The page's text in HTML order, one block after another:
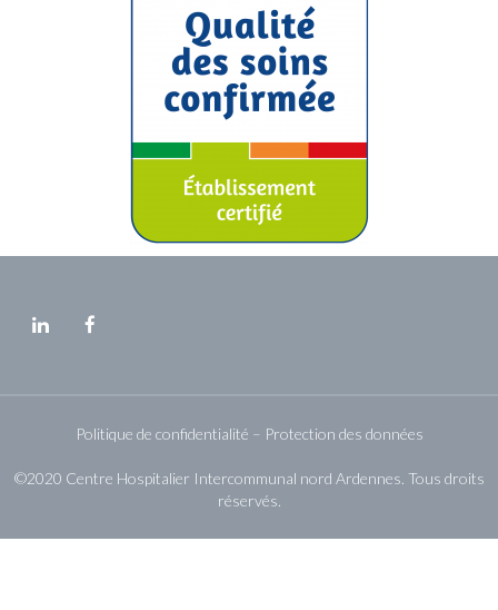
Politique de confidentialité – Protection des données
©2020 Centre Hospitalier Intercommunal nord Ardennes. Tous droits
réservés.